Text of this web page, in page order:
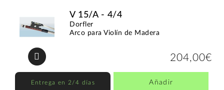
V 15/A - 4/4
Dorfler
Arco para Violín de Madera
204,00€
Entrega en 2/4 días Añadir